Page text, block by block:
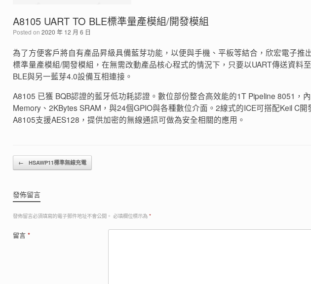
A8105 UART TO BLE標準量產模組/開發模組
Posted on2020 年 12 月 6 日
為了方便客戶將自有產品昇級具備藍芽功能，以便與手機、平板等結合，欣宏電子推
標準量產模組/開發模組，在無需改動產品核心程式的情況下，只要以UART傳送資料
BLE與另一藍芽4.0設備互相連接。
A8105 已獲 BQB認證的藍牙低功耗認證。數位部份整合高效能的1T Pipeline 8051，
Memory、2KBytes SRAM，與24個GPIO與各種數位介面。2線式的ICE可搭配Keil C
A8105支援AES128，提供加密的無線通訊可做為安全相關的應用。
Post navigation
← HSAWP11標準無線充電
發佈留言
發佈留言必須填寫的電子郵件地址不會公開。 必填欄位標示為*
留言*